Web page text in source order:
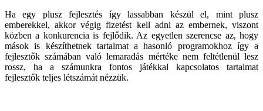
Ha egy plusz fejlesztés így lassabban készül el, mint plusz
emberekkel, akkor végig fizetést kell adni az embernek, viszont
közben a konkurencia is fejlődik. Az egyetlen szerencse az, hogy
mások is készíthetnek tartalmat a hasonló programokhoz így a
fejlesztők számában való lemaradás mértéke nem feltétlenül lesz
rossz, ha a számunkra fontos játékkal kapcsolatos tartalmat
fejlesztők teljes létszámát nézzük.